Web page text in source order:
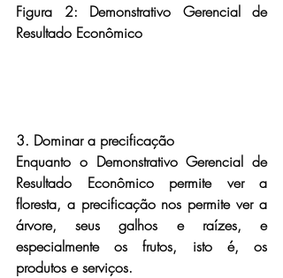
Figura 2: Demonstrativo Gerencial de
Resultado Econômico
3. Dominar a precificação
Enquanto o Demonstrativo Gerencial de
Resultado Econômico permite ver a
floresta, a precificação nos permite ver a
árvore, seus galhos e raízes, e
especialmente os frutos, isto é, os
produtos e serviços.